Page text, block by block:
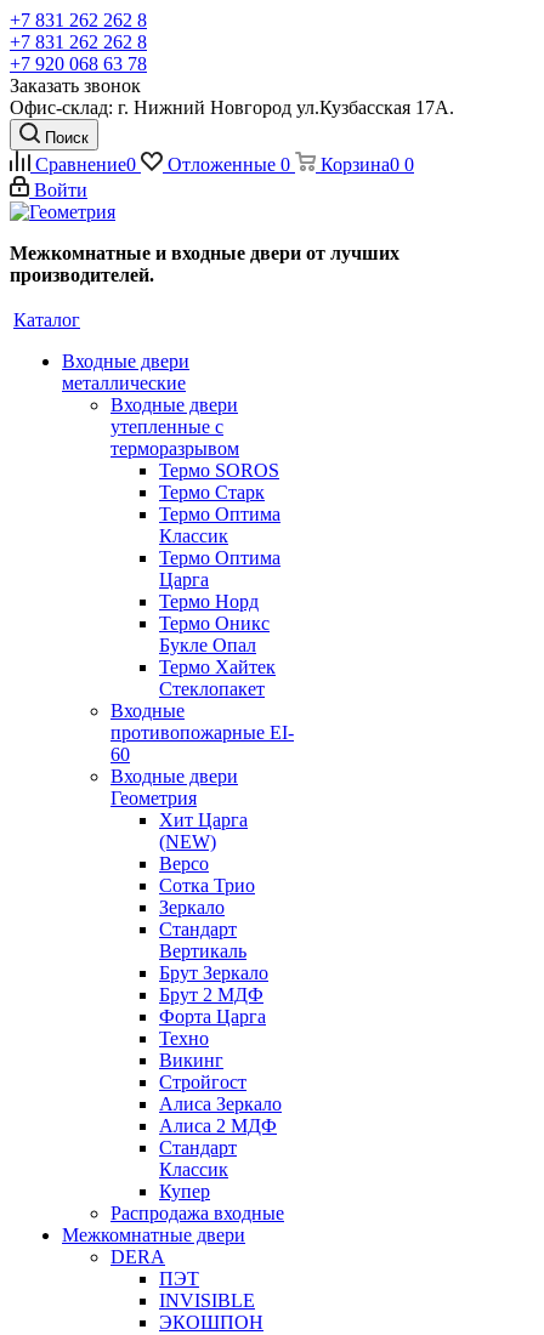
+7 831 262 262 8
+7 831 262 262 8
+7 920 068 63 78
Заказать звонок
Офис-склад: г. Нижний Новгород ул.Кузбасская 17А.
Поиск
Сравнение0 Отложенные 0 Корзина0 0
Войти
Межкомнатные и входные двери от лучших
производителей.
Каталог
Входные двери
металлические
Входные двери
утепленные с
терморазрывом
Термо SOROS
Термо Старк
Термо Оптима
Классик
Термо Оптима
Царга
Термо Норд
Термо Оникс
Букле Опал
Термо Хайтек
Стеклопакет
Входные
противопожарные EI-
60
Входные двери
Геометрия
Хит Царга
(NEW)
Версо
Сотка Трио
Зеркало
Стандарт
Вертикаль
Брут Зеркало
Брут 2 МДФ
Форта Царга
Техно
Викинг
Стройгост
Алиса Зеркало
Алиса 2 МДФ
Стандарт
Классик
Купер
Распродажа входные
Межкомнатные двери
DERA
ПЭТ
INVISIBLE
ЭКОШПОН